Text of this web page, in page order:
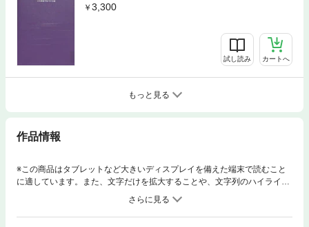
3,300
試し読み カートへ
もっと見る
作品情報
※この商品はタブレットなど大きいディスプレイを備えた端末で読むこと
に適しています。また、文字だけを拡大することや、文字列のハイライ
ト、検索、辞書の参照、引用などの機能が使用できません。統計情報はも
ちろん、農業に関する幅広い情報を網羅した日本で唯一の農業総合年鑑。
1994年版より、『農業協同組合年鑑』と統合してリニューアル。